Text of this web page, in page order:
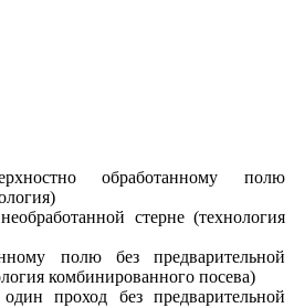
обработанному полю
стерне (технология
полю без предварительной
комбинированного посева)
проход без предварительной